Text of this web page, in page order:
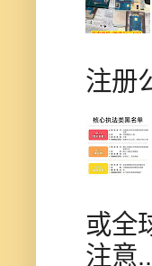
注册
或全
注意